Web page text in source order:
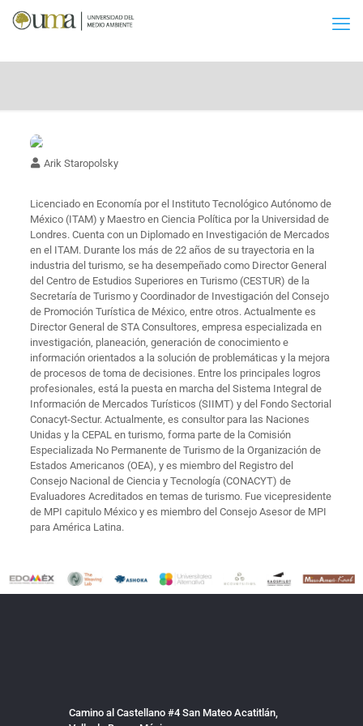
Arik Staropolsky
Licenciado en Economía por el Instituto Tecnológico Autónomo de
México (ITAM) y Maestro en Ciencia Política por la Universidad de
Londres. Cuenta con un Diplomado en Investigación de Mercados
en el ITAM. Durante los más de 22 años de su trayectoria en la
industria del turismo, se ha desempeñado como Director General
del Centro de Estudios Superiores en Turismo (CESTUR) de la
Secretaría de Turismo y Coordinador de Investigación del Consejo
de Promoción Turística de México, entre otros. Actualmente es
Director General de STA Consultores, empresa especializada en
investigación, planeación, generación de conocimiento e
información orientados a la solución de problemáticas y la mejora
de procesos de toma de decisiones. Entre los principales logros
profesionales, está la puesta en marcha del Sistema Integral de
Información de Mercados Turísticos (SIIMT) y del Fondo Sectorial
Conacyt-Sectur. Actualmente, es consultor para las Naciones
Unidas y la CEPAL en turismo, forma parte de la Comisión
Especializada No Permanente de Turismo de la Organización de
Estados Americanos (OEA), y es miembro del Registro del
Consejo Nacional de Ciencia y Tecnología (CONACYT) de
Evaluadores Acreditados en temas de turismo. Fue vicepresidente
de MPI capitulo México y es miembro del Consejo Asesor de MPI
para América Latina.
Camino al Castellano #4 San Mateo Acatitlán,